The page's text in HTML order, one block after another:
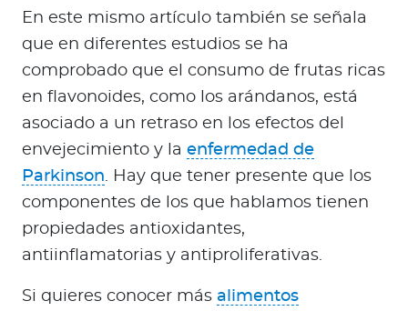
En este mismo artículo también se señala
que en diferentes estudios se ha
comprobado que el consumo de frutas ricas
en flavonoides, como los arándanos, está
asociado a un retraso en los efectos del
envejecimiento y la enfermedad de
Parkinson. Hay que tener presente que los
componentes de los que hablamos tienen
propiedades antioxidantes,
antiinflamatorias y antiproliferativas.
Si quieres conocer más alimentos